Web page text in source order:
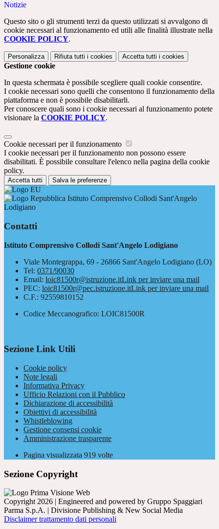
Notizie
Questo sito o gli strumenti terzi da questo utilizzati si avvalgono di
cookie necessari al funzionamento ed utili alle finalità illustrate nella
COOKIE POLICY.
Personalizza Rifiuta tutti i cookies Accetta tutti i cookies
Gestione cookie
In questa schermata è possibile scegliere quali cookie consentire.
I cookie necessari sono quelli che consentono il funzionamento della
piattaforma e non è possibile disabilitarli.
Per conoscere quali sono i cookie necessari al funzionamento potete
visionare la COOKIE POLICY.
Cookie necessari per il funzionamento
I cookie necessari per il funzionamento non possono essere
disabilitati. È possibile consultare l'elenco nella pagina della cookie
policy.
Accetta tutti Salva le preferenze
Istituto Comprensivo Collodi Sant'Angelo
Lodigiano
Contatti
Istituto Comprensivo Collodi Sant'Angelo Lodigiano
Viale Montegrappa, 69 - 26866 Sant'Angelo Lodigiano (LO)
Tel: 0371/90030
Email: loic81500r@istruzione.itLink per inviare una mail
PEC: loic81500r@pec.istruzione.itLink per inviare una mail
C.F.: 92559810152
Codice Meccanografico: LOIC81500R
Sezione Link Utili
Cookie policy
Note legali
Informativa Privacy
Ufficio Relazioni con il Pubblico
Dichiarazione di accessibilità
Obiettivi di accessibilità
Whistleblowing
Gestione consensi cookie
Amministrazione trasparente
Pagina visualizzata 919 volte
Sezione Copyright
Copyright 2026 | Engineered and powered by Gruppo Spaggiari
Parma S.p.A. | Divisione Publishing & New Social Media
Disclaimer trattamento dati personali